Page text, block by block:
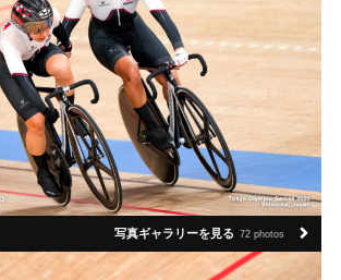
写真ギャラリーを見る 72 photos